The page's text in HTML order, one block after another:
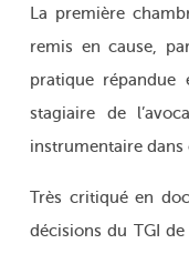
La première
remis en cause,
pratique répandue
stagiaire de
instrumentaire dans
Très critiqué en
décisions du TGI